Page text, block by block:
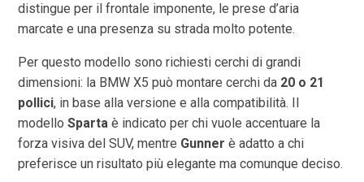
distingue per il frontale imponente, le prese d’aria
marcate e una presenza su strada molto potente.
Per questo modello sono richiesti cerchi di grandi
dimensioni: la BMW X5 può montare cerchi da 20 o 21
pollici, in base alla versione e alla compatibilità. Il
modelloSparta è indicato per chi vuole accentuare la
forza visiva del SUV, mentre Gunner è adatto a chi
preferisce un risultato più elegante ma comunque deciso.